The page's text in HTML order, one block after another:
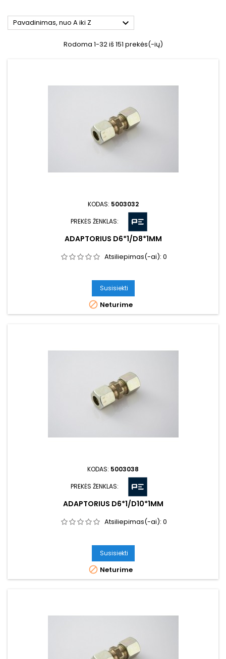
Pavadinimas, nuo A iki Z 
Rodoma 1-32 iš 151 prekės(-ių)
KODAS: 5003032
PREKĖS ŽENKLAS:
ADAPTORIUS D6*1/D8*1MM
Atsiliepimas(-ai): 0
Susisiekti
 Neturime
KODAS: 5003038
PREKĖS ŽENKLAS:
ADAPTORIUS D6*1/D10*1MM
Atsiliepimas(-ai): 0
Susisiekti
 Neturime